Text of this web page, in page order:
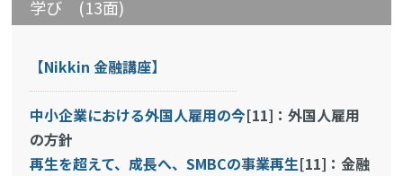
学び (13面)
【Nikkin 金融講座】
中小企業における外国人雇用の今[11]：外国人雇用
の方針
再生を超えて、成長へ、SMBCの事業再生[11]：金融